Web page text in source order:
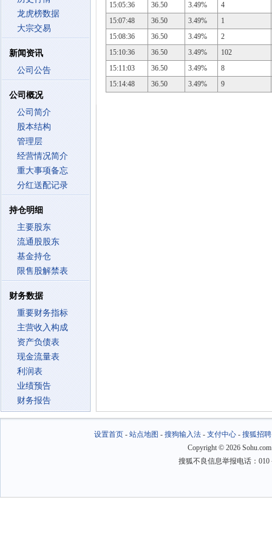
龙虎榜数据
大宗交易
新闻资讯
公司公告
公司概况
公司简介
股本结构
管理层
经营情况简介
重大事项备忘
分红送配记录
持仓明细
主要股东
流通股股东
基金持仓
限售股解禁表
财务数据
重要财务指标
主营收入构成
资产负债表
现金流量表
利润表
业绩预告
财务报告
15:05:36 36.50 3.49%
4
15:07:48
36.50 3.49%
1
15:08:36
36.50 3.49%
2
15:10:36
36.50 3.49%
102
15:11:03
36.50 3.49%
8
15:14:48
36.50 3.49% 9
设置首页- 站点地图 - 搜狗输入法- 支付中心- 搜狐招聘
Copyright © 2026
搜狐不良信息举报电话：010